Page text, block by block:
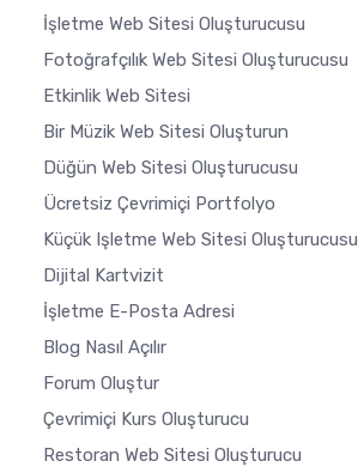
İşletme Web Sitesi Oluşturucusu
Fotoğrafçılık Web Sitesi Oluşturucusu
Etkinlik Web Sitesi
Bir Müzik Web Sitesi Oluşturun
Düğün Web Sitesi Oluşturucusu
Ücretsiz Çevrimiçi Portfolyo
Küçük Işletme Web Sitesi Oluşturucusu
Dijital Kartvizit
İşletme E-Posta Adresi
Blog Nasıl Açılır
Forum Oluştur
Çevrimiçi Kurs Oluşturucu
Restoran Web Sitesi Oluşturucu